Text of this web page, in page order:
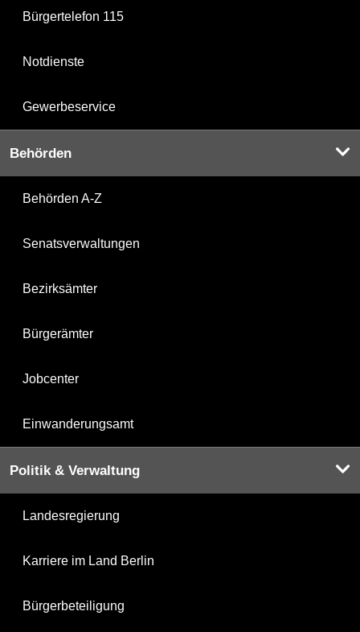
Bürgertelefon 115
Notdienste
Gewerbeservice
Behörden
Behörden A-Z
Senatsverwaltungen
Bezirksämter
Bürgerämter
Jobcenter
Einwanderungsamt
Politik & Verwaltung
Landesregierung
Karriere im Land Berlin
Bürgerbeteiligung